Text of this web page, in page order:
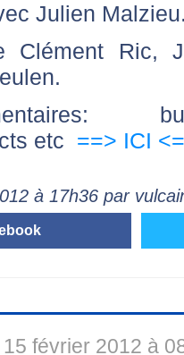
Julien
Clément Ric,
etc ==> ICI
à 17h36 par
15 février 2012 à